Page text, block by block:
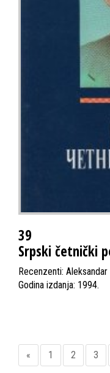
39
Srpski četnički
Recenzenti:
Godina izdanja: 1994.
« 1 2 3